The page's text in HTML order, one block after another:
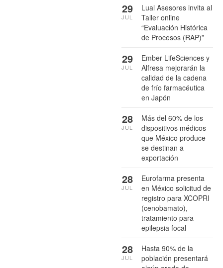
Lual Asesores invita al
Taller online
“Evaluación Histórica
de Procesos (RAP)”
29
JUL
Ember LifeSciences y
Alfresa mejorarán la
calidad de la cadena
de frío farmacéutica
en Japón
29
JUL
Más del 60% de los
dispositivos médicos
que México produce
se destinan a
exportación
28
JUL
Eurofarma presenta
en México solicitud de
registro para XCOPRI
(cenobamato),
tratamiento para
epilepsia focal
28
JUL
Hasta 90% de la
población presentará
28
JUL